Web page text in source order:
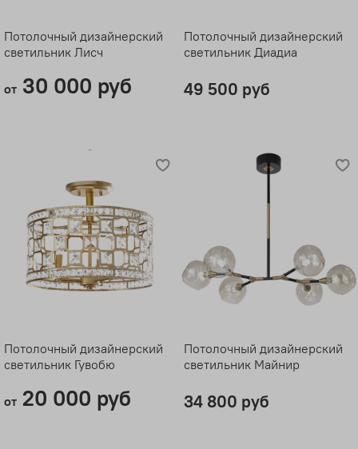
Потолочный дизайнерский
светильник Лисч
от30 000 руб
Потолочный дизайнерский
светильник Диадиа
49 500 руб
Потолочный дизайнерский
светильник Гувобю
от20 000 руб
Потолочный дизайнерский
светильник Майнир
34 800 руб